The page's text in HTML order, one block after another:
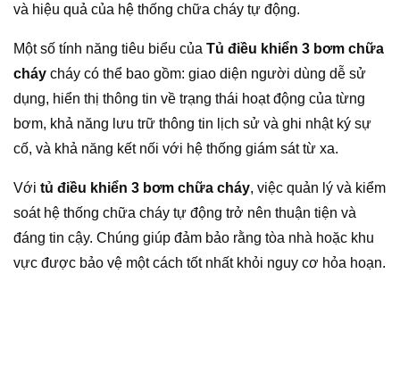
và hiệu quả của hệ thống chữa cháy tự động.
Một số tính năng tiêu biểu của Tủ điều khiển 3 bơm chữa
cháy cháy có thể bao gồm: giao diện người dùng dễ sử
dụng, hiển thị thông tin về trạng thái hoạt động của từng
bơm, khả năng lưu trữ thông tin lịch sử và ghi nhật ký sự
cố, và khả năng kết nối với hệ thống giám sát từ xa.
Với tủ điều khiển 3 bơm chữa cháy, việc quản lý và kiểm
soát hệ thống chữa cháy tự động trở nên thuận tiện và
đáng tin cậy. Chúng giúp đảm bảo rằng tòa nhà hoặc khu
vực được bảo vệ một cách tốt nhất khỏi nguy cơ hỏa hoạn.